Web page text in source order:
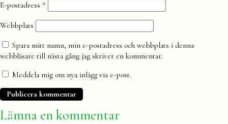
E-postadress *
Webbplats
Spara mitt namn, min e-postadress och webbplats i denna
webbläsare till nästa gång jag skriver en kommentar.
Meddela mig om nya inlägg via e-post.
Lämna en kommentar